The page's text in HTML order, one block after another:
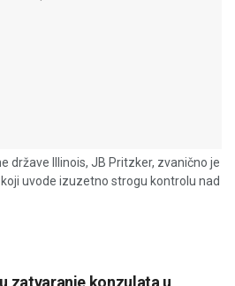
države Illinois, JB Pritzker, zvanično je
uvode izuzetno strogu kontrolu nad
zatvaranje konzulata u